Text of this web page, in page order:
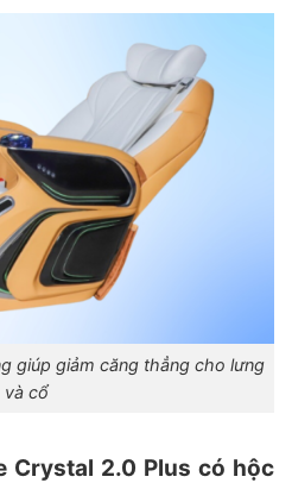
giúp giảm căng thẳng cho lưng
và cổ
Crystal 2.0 Plus có hộc